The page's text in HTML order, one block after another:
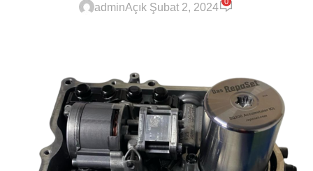
adminAçık Şubat 2, 2024